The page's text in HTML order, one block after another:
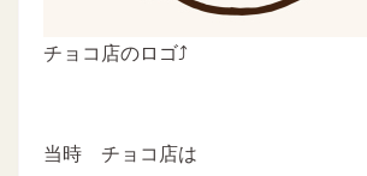
チョコ店のロゴ⤴
当時 チョコ店は